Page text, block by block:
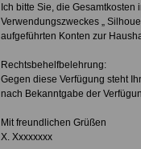
Ich bitte Sie, die
Verwendungszweckes „
aufgeführten Konten zur
Rechtsbehelfbelehrung:
Gegen diese Verfügung steht
nach Bekanntgabe der
Mit freundlichen Grüßen
X. Xxxxxxxx